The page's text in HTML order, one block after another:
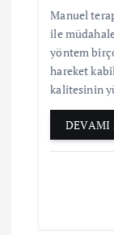
Manuel
ile
yöntem
hareket
kalitesinin